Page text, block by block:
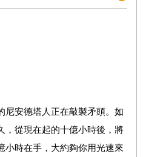
理
尼安德塔人正在敲製矛頭。如
，從現在起的十億小時後，將
小時在手，大約夠你用光速來